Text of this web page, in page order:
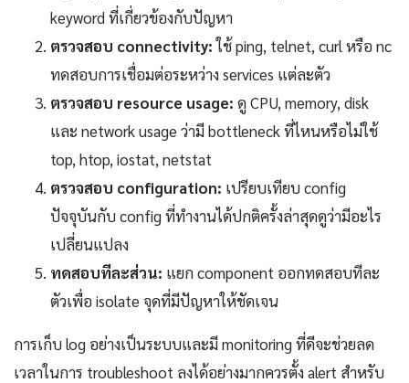
keyword ที่เกี่ยวข้องกับปัญหา
ตรวจสอบ connectivity:ใช้ ping, telnet, curl หรือ nc
ทดสอบการเชื่อมต่อระหว่าง services แต่ละตัว
ตรวจสอบ resource usage: ดู CPU, memory, disk
และ network usage ว่ามี bottleneck ที่ไหนหรือไม่ใช้
top, htop, iostat, netstat
ตรวจสอบ configuration: เปรียบเทียบ config
ปัจจุบันกับ config ที่ทำงานได้ปกติครั้งล่าสุดดูว่ามีอะไร
เปลี่ยนแปลง
ทดสอบทีละส่วน: แยก component ออกทดสอบทีละ
ตัวเพื่อ isolate จุดที่มีปัญหาให้ชัดเจน
การเก็บ log อย่างเป็นระบบและมี monitoring ที่ดีจะช่วยลด
เวลาในการ troubleshoot ลงได้อย่างมากควรตั้ง alert สำหรับ